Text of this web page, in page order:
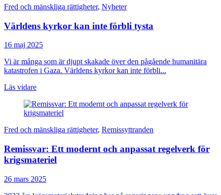
Fred och mänskliga rättigheter, Nyheter
Världens kyrkor kan inte förbli tysta
16 maj 2025
Vi är många som är djupt skakade över den pågående humanitära
katastrofen i Gaza. Världens kyrkor kan inte förbli...
Läs vidare
Fred och mänskliga rättigheter, Remissyttranden
Remissvar: Ett modernt och anpassat regelverk för
krigsmateriel
26 mars 2025